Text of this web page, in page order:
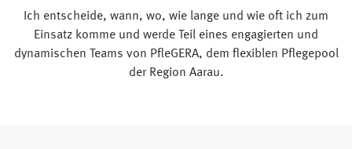
Ich entscheide, wann, wo, wie lange und wie oft ich zum
Einsatz komme und werde Teil eines engagierten und
dynamischen Teams von PfleGERA, dem flexiblen Pflegepool
der Region Aarau.